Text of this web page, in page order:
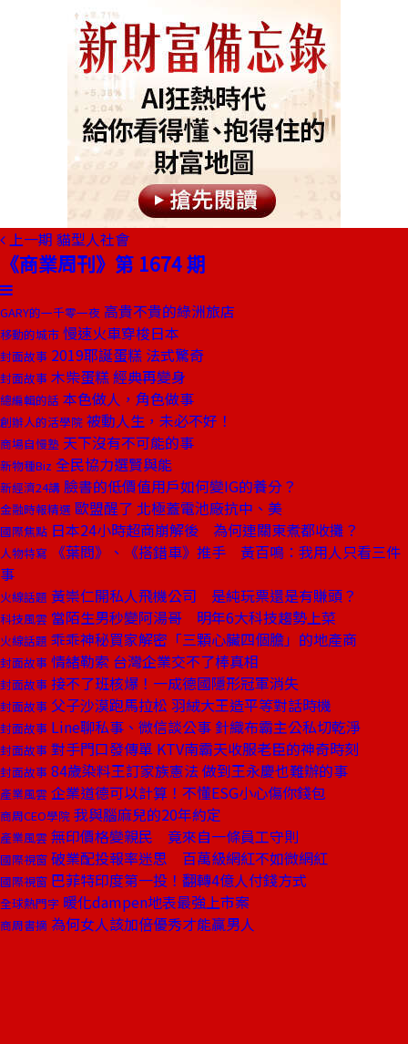
上一期 貓型人社會
《商業周刊》第 1674 期
GARY的一千零一夜 高貴不貴的綠洲旅店
移動的城市 慢速火車穿梭日本
封面故事 2019耶誕蛋糕 法式驚奇
封面故事 木柴蛋糕 經典再變身
總編輯的話 本色做人，角色做事
創辦人的活學院 被動人生，未必不好！
商場自慢塾 天下沒有不可能的事
新物種Biz 全民協力選賢與能
新經濟24講 臉書的低價值用戶如何變IG的養分？
金融時報精選 歐盟醒了 北極蓋電池廠抗中、美
國際焦點 日本24小時超商崩解後 為何連關東煮都收攤？
人物特寫
《葉問》、《搭錯車》推手 黃百鳴：我用人只看三件
事
火線話題 黃崇仁開私人飛機公司 是純玩票還是有賺頭？
科技風雲 當陌生男秒變阿湯哥 明年6大科技趨勢上菜
火線話題 乖乖神秘買家解密「三顆心臟四個膽」的地產商
封面故事 情緒勒索 台灣企業交不了棒真相
封面故事 接不了班核爆！一成德國隱形冠軍消失
封面故事 父子沙漠跑馬拉松 羽絨大王造平等對話時機
封面故事 Line聊私事、微信談公事 針織布霸主公私切乾淨
封面故事 對手門口發傳單 KTV南霸天收服老臣的神奇時刻
封面故事 84歲染料王訂家族憲法 做到王永慶也難辦的事
產業風雲 企業道德可以計算！不懂ESG小心傷你錢包
商周CEO學院 我與腦麻兒的20年約定
產業風雲 無印價格變親民 竟來自一條員工守則
國際視窗 破業配投報率迷思 百萬級網紅不如微網紅
國際視窗 巴菲特印度第一投！翻轉4億人付錢方式
全球熱門字 暖化dampen地表最強上市案
商周書摘 為何女人該加倍優秀才能贏男人